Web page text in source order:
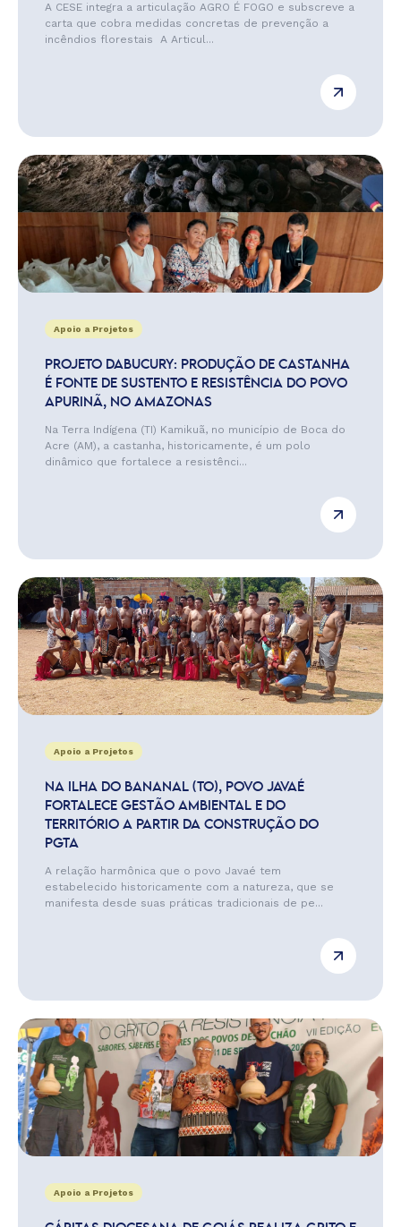
A CESE integra a articulação AGRO É FOGO e subscreve a
carta que cobra medidas concretas de prevenção a
incêndios florestais A Articul...
Apoio a Projetos
PROJETO DABUCURY: PRODUÇÃO DE CASTANHA
É FONTE DE SUSTENTO E RESISTÊNCIA DO POVO
APURINÃ, NO AMAZONAS
Na Terra Indígena (TI) Kamikuã, no município de Boca do
Acre (AM), a castanha, historicamente, é um polo
dinâmico que fortalece a resistênci...
Apoio a Projetos
NA ILHA DO BANANAL (TO), POVO JAVAÉ
FORTALECE GESTÃO AMBIENTAL E DO
TERRITÓRIO A PARTIR DA CONSTRUÇÃO DO
PGTA
A relação harmônica que o povo Javaé tem
estabelecido historicamente com a natureza, que se
manifesta desde suas práticas tradicionais de pe...
Apoio a Projetos